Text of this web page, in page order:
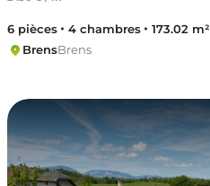
6 pièces 4 chambres
173.02 m²
BrensBrens